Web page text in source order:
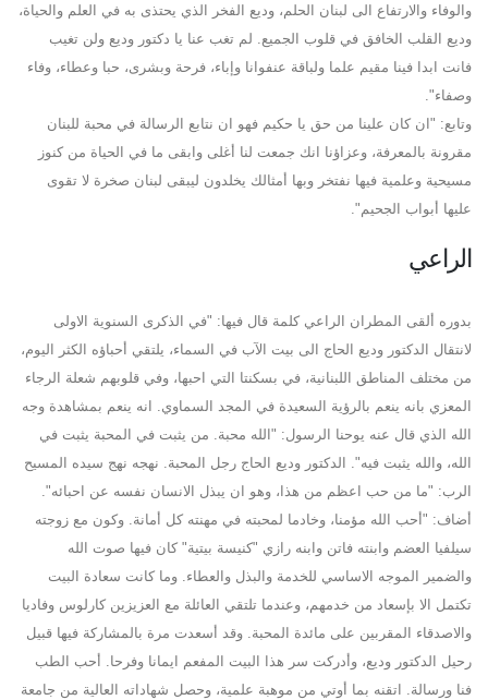
والوفاء والارتفاع الى لبنان الحلم، وديع الفخر الذي يحتذى به في العلم والحياة،
وديع القلب الخافق في قلوب الجميع. لم تغب عنا يا دكتور وديع ولن تغيب
فانت ابدا فينا مقيم علما ولباقة عنفوانا وإباء، فرحة وبشرى، حبا وعطاء، وفاء
وصفاء".
وتابع: "ان كان علينا من حق يا حكيم فهو ان نتابع الرسالة في محبة للبنان
مقرونة بالمعرفة، وعزاؤنا انك جمعت لنا أغلى وابقى ما في الحياة من كنوز
مسيحية وعلمية فيها نفتخر وبها أمثالك يخلدون ليبقى لبنان صخرة لا تقوى
عليها أبواب الجحيم".
الراعي
بدوره ألقى المطران الراعي كلمة قال فيها: "في الذكرى السنوية الاولى
لانتقال الدكتور وديع الحاج الى بيت الآب في السماء، يلتقي أحباؤه الكثر اليوم،
من مختلف المناطق اللبنانية، في بسكنتا التي احبها، وفي قلوبهم شعلة الرجاء
المعزي بانه ينعم بالرؤية السعيدة في المجد السماوي. انه ينعم بمشاهدة وجه
الله الذي قال عنه يوحنا الرسول: "الله محبة. من يثبت في المحبة يثبت في
الله، والله يثبت فيه". الدكتور وديع الحاج رجل المحبة. نهجه نهج سيده المسيح
الرب: "ما من حب اعظم من هذا، وهو ان يبذل الانسان نفسه عن احبائه".
أضاف: "أحب الله مؤمنا، وخادما لمحبته في مهنته كل أمانة. وكون مع زوجته
سيلفيا العضم وابنته فاتن وابنه رازي "كنيسة بيتية" كان فيها صوت الله
والضمير الموجه الاساسي للخدمة والبذل والعطاء. وما كانت سعادة البيت
تكتمل الا بإسعاد من خدمهم، وعندما تلتقي العائلة مع العزيزين كارلوس وفاديا
والاصدقاء المقربين على مائدة المحبة. وقد أسعدت مرة بالمشاركة فيها قبيل
رحيل الدكتور وديع، وأدركت سر هذا البيت المفعم ايمانا وفرحا. أحب الطب
فنا ورسالة. اتقنه بما أوتي من موهبة علمية، وحصل شهاداته العالية من جامعة